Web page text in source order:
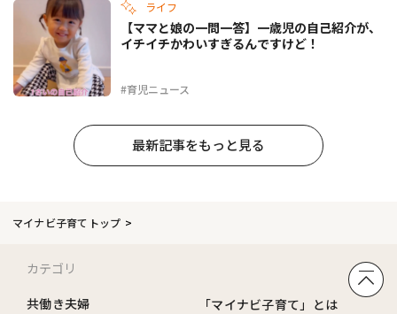
ライフ
#育児ニュース
【ママと娘の一問一答】一歳児の自己紹介が、
イチイチかわいすぎるんですけど！
最新記事をもっと見る
マイナビ子育てトップ
カテゴリ
共働き夫婦
「マイナビ子育て」とは